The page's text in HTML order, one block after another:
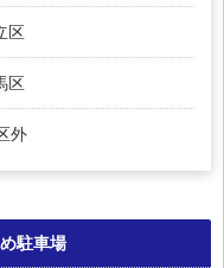
区
区
外
駐車場